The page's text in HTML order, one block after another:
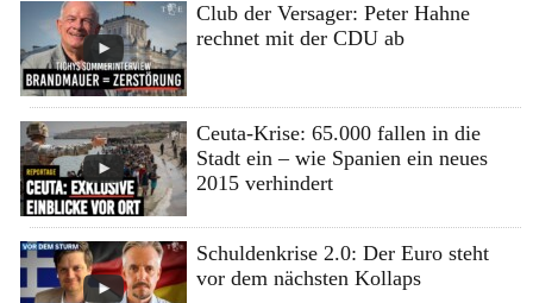
Club der Versager: Peter Hahne
rechnet mit der CDU ab
Ceuta-Krise: 65.000 fallen in die
Stadt ein – wie Spanien ein neues
2015 verhindert
Schuldenkrise 2.0: Der Euro steht
vor dem nächsten Kollaps